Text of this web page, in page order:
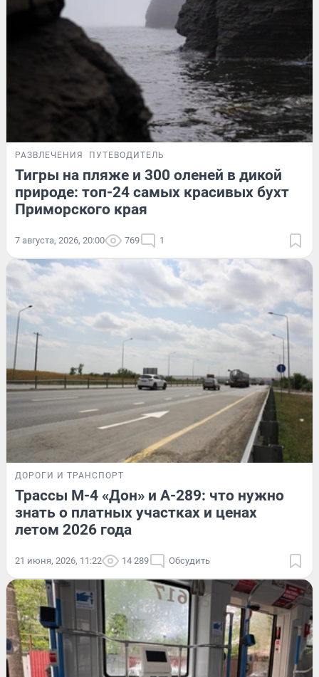
РАЗВЛЕЧЕНИЯ ПУТЕВОДИТЕЛЬ
Тигры на пляже и 300 оленей в дикой
природе: топ-24 самых красивых бухт
Приморского края
7 августа, 2026, 20:00 769 1
ДОРОГИ И ТРАНСПОРТ
Трассы М-4 «Дон» и А-289: что нужно
знать о платных участках и ценах
летом 2026 года
21 июня, 2026, 11:22 14 289 Обсудить